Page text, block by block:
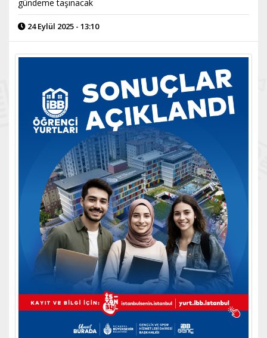
gündeme taşınacak
24 Eylül 2025 - 13:10